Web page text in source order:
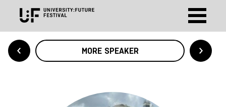
MORE SPEAKER